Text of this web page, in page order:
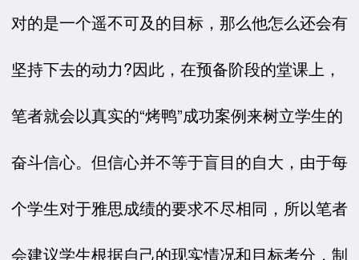
对的是一个遥不可及的目标，那么他怎么还会有
坚持下去的动力?因此，在预备阶段的堂课上，
笔者就会以真实的“烤鸭”成功案例来树立学生的
奋斗信心。但信心并不等于盲目的自大，由于每
个学生对于雅思成绩的要求不尽相同，所以笔者
会建议学生根据自己的现实情况和目标考分，制